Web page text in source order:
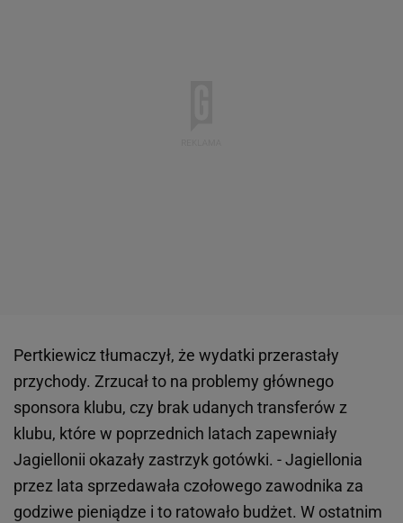
Pertkiewicz tłumaczył, że wydatki przerastały
przychody. Zrzucał to na problemy głównego
sponsora klubu, czy brak udanych transferów z
klubu, które w poprzednich latach zapewniały
Jagiellonii okazały zastrzyk gotówki. - Jagiellonia
przez lata sprzedawała czołowego zawodnika za
godziwe pieniądze i to ratowało budżet. W ostatnim